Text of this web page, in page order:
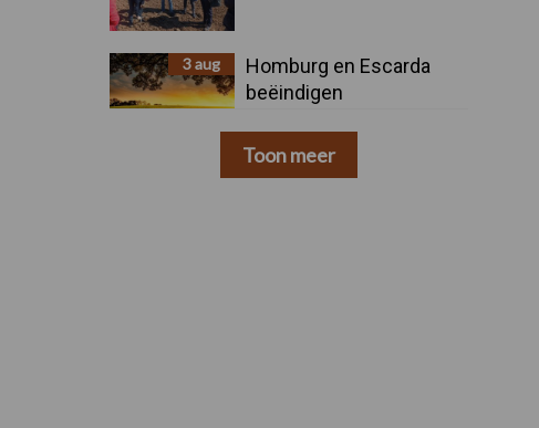
3 aug
Homburg en Escarda
beëindigen
Toon meer